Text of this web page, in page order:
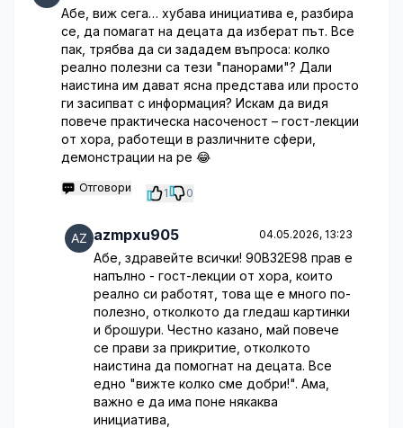
Абе, виж сега… хубава инициатива е, разбира
се, да помагат на децата да изберат път. Все
пак, трябва да си зададем въпроса: колко
реално полезни са тези "панорами"? Дали
наистина им дават ясна представа или просто
ги засипват с информация? Искам да видя
повече практическа насоченост – гост-лекции
от хора, работещи в различните сфери,
демонстрации на ре 😂
Отговори 1 0
azmpxu905 04.05.2026, 13:23
Абе, здравейте всички! 90B32E98 прав е
напълно - гост-лекции от хора, които
реално си работят, това ще е много по-
полезно, отколкото да гледаш картинки
и брошури. Честно казано, май повече
се прави за прикритие, отколкото
наистина да помогнат на децата. Все
едно "вижте колко сме добри!". Ама,
важно е да има поне някаква
инициатива,